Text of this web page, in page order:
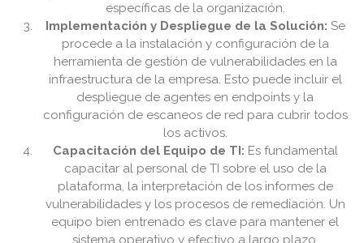
específicas de la organización.
Implementación y Despliegue de la Solución: Se
procede a la instalación y configuración de la
herramienta de gestión de vulnerabilidades en la
infraestructura de la empresa. Esto puede incluir el
despliegue de agentes en endpoints y la
configuración de escaneos de red para cubrir todos
los activos.
Capacitación del Equipo de TI: Es fundamental
capacitar al personal de TI sobre el uso de la
plataforma, la interpretación de los informes de
vulnerabilidades y los procesos de remediación. Un
equipo bien entrenado es clave para mantener el
sistema operativo y efectivo a largo plazo.